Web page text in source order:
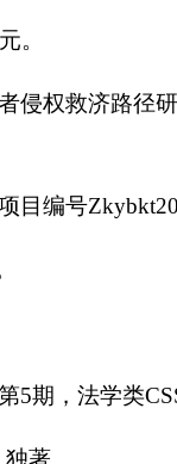
。
侵权救济路径
目编号
期，法学类